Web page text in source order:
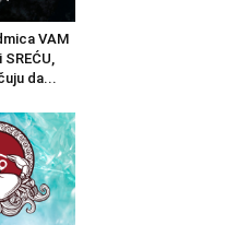
VAM
da...